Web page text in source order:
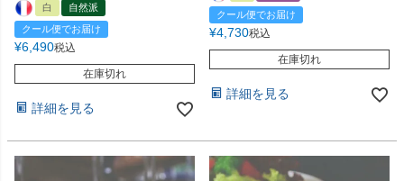
白
自然派
クール便でお届け
¥6,490税込
在庫切れ
詳細を見る
クール便でお届け
¥4,730税込
在庫切れ
詳細を見る